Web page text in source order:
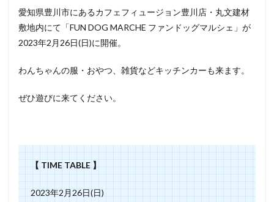
愛知県豊川市にあるカフェフィュージョン豊川店・丸文建材
敷地内にて「FUN DOG MARCHE ファンドッグマルシェ」が
2023年2月26日(日)に開催。
わんちゃんの服・おやつ、雑貨などキッチンカーも来ます。
ぜひ遊びに来てください。
【 TIME TABLE 】
2023年2月26日(日)